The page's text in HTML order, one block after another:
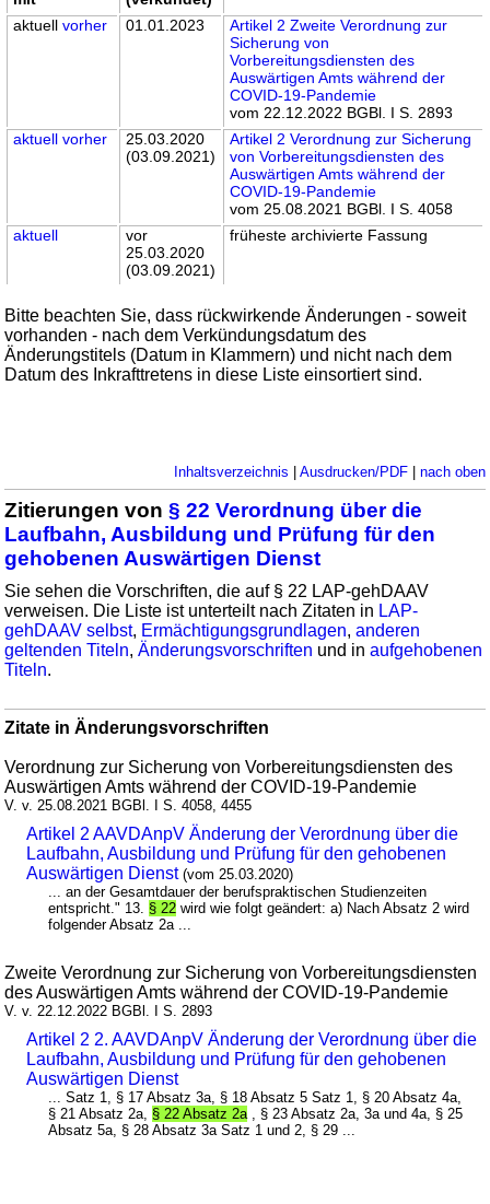
aktuellvorher 01.01.2023
Artikel 2 Zweite Verordnung zur
Sicherung von
Vorbereitungsdiensten des
Auswärtigen Amts während der
COVID-19-Pandemie
vom 22.12.2022 BGBl. I S. 2893
aktuell vorher
25.03.2020
(03.09.2021)
Artikel 2 Verordnung zur Sicherung
von Vorbereitungsdiensten des
Auswärtigen Amts während der
COVID-19-Pandemie
vom 25.08.2021 BGBl. I S. 4058
aktuell
vor
25.03.2020
(03.09.2021)
früheste archivierte Fassung
Bitte beachten Sie, dass rückwirkende Änderungen - soweit
vorhanden - nach dem Verkündungsdatum des
Änderungstitels (Datum in Klammern) und nicht nach dem
Datum des Inkrafttretens in diese Liste einsortiert sind.
Inhaltsverzeichnis | Ausdrucken/PDF| nach oben
Zitierungen von§ 22 Verordnung über die
Laufbahn, Ausbildung und Prüfung für den
gehobenen Auswärtigen Dienst
Sie sehen die Vorschriften, die auf § 22 LAP-gehDAAV
verweisen. Die Liste ist unterteilt nach Zitaten in LAP-
gehDAAV selbst, Ermächtigungsgrundlagen,anderen
geltenden Titeln,Änderungsvorschriften und inaufgehobenen
Titeln.
Zitate in Änderungsvorschriften
Verordnung zur Sicherung von Vorbereitungsdiensten des
Auswärtigen Amts während der COVID-19-Pandemie
V. v. 25.08.2021 BGBl. I S. 4058, 4455
Artikel 2 AAVDAnpV Änderung der Verordnung über die
Laufbahn, Ausbildung und Prüfung für den gehobenen
Auswärtigen Dienst (vom 25.03.2020)
... an der Gesamtdauer der berufspraktischen Studienzeiten
entspricht." 13. § 22 wird wie folgt geändert: a) Nach Absatz 2 wird
folgender Absatz 2a ...
Zweite Verordnung zur Sicherung von Vorbereitungsdiensten
des Auswärtigen Amts während der COVID-19-Pandemie
V. v. 22.12.2022 BGBl. I S. 2893
Artikel 2 2. AAVDAnpV Änderung der Verordnung über die
Laufbahn, Ausbildung und Prüfung für den gehobenen
Auswärtigen Dienst
... Satz 1, § 17 Absatz 3a, § 18 Absatz 5 Satz 1, § 20 Absatz 4a,
§ 21 Absatz 2a, § 22 Absatz 2a , § 23 Absatz 2a, 3a und 4a, § 25
Absatz 5a, § 28 Absatz 3a Satz 1 und 2, § 29 ...